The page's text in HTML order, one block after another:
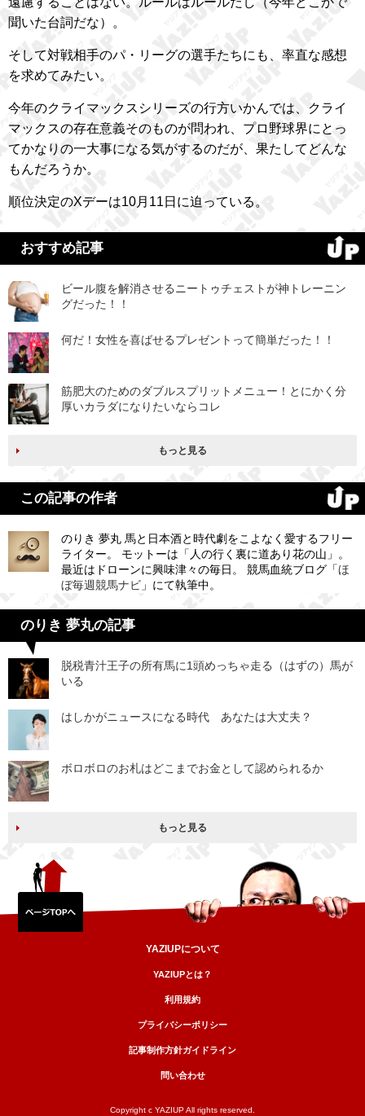
聞いた台詞だな）。
そして対戦相手のパ・リーグの選手たちにも、率直な感想
を求めてみたい。
今年のクライマックスシリーズの行方いかんでは、クライ
マックスの存在意義そのものが問われ、プロ野球界にとっ
てかなりの一大事になる気がするのだが、果たしてどんな
もんだろうか。
順位決定のXデーは10月11日に迫っている。
おすすめ記事
ビール腹を解消させるニートゥチェストが神トレーニン
グだった！！
何だ！女性を喜ばせるプレゼントって簡単だった！！
筋肥大のためのダブルスプリットメニュー！とにかく分
厚いカラダになりたいならコレ
もっと見る
この記事の作者
のりき 夢丸 馬と日本酒と時代劇をこよなく愛するフリー
ライター。 モットーは「人の行く裏に道あり花の山」。
最近はドローンに興味津々の毎日。 競馬血統ブログ「ほ
ぼ毎週競馬ナビ 」にて執筆中。
のりき 夢丸の記事
脱税青汁王子の所有馬に1頭めっちゃ走る（はずの）馬が
いる
はしかがニュースになる時代 あなたは大丈夫？
ボロボロのお札はどこまでお金として認められるか
もっと見る
YAZIUPについて
YAZIUPとは？
利用規約
プライバシーポリシー
記事制作方針ガイドライン
問い合わせ
Copyright c YAZIUP All rights reserved.